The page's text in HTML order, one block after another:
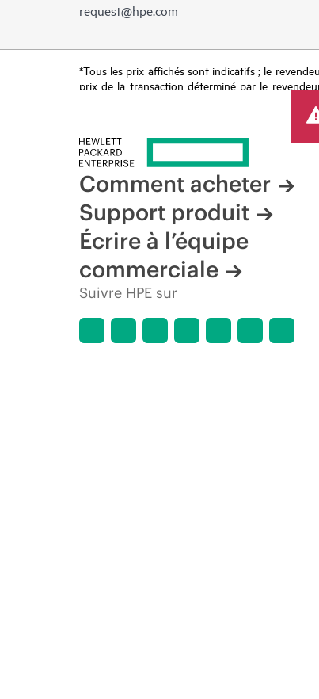
request@hpe.com
*Tous les prix affichés sont indicatifs ; le
prix de la transaction déterminé par le
produit, la disponibilité restreinte d’un produit,
Comment acheter
Support produit
Écrire à l’équipe
commerciale
Suivre HPE sur